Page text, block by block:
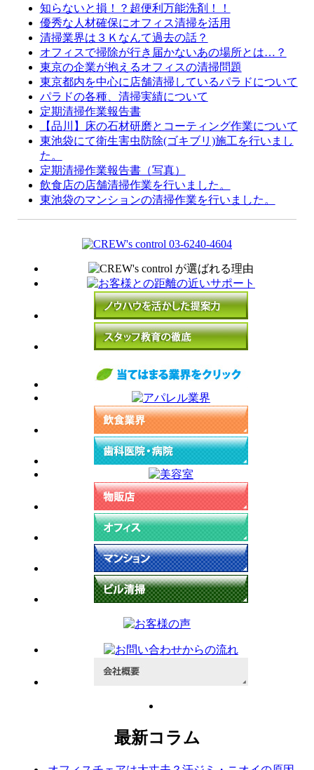
知らないと損！？超便利万能洗剤！！
優秀な人材確保にオフィス清掃を活用
清掃業界は３Ｋなんて過去の話？
オフィスで掃除が行き届かないあの場所とは…？
東京の企業が抱えるオフィスの清掃問題
東京都内を中心に店舗清掃しているパラドについて
パラドの各種、清掃実績について
定期清掃作業報告書
【品川】床の石材研磨とコーティング作業について
東池袋にて衛生害虫防除(ゴキブリ)施工を行いまし
た。
定期清掃作業報告書（写真）
飲食店の店舗清掃作業を行いました。
東池袋のマンションの清掃作業を行いました。
最新コラム